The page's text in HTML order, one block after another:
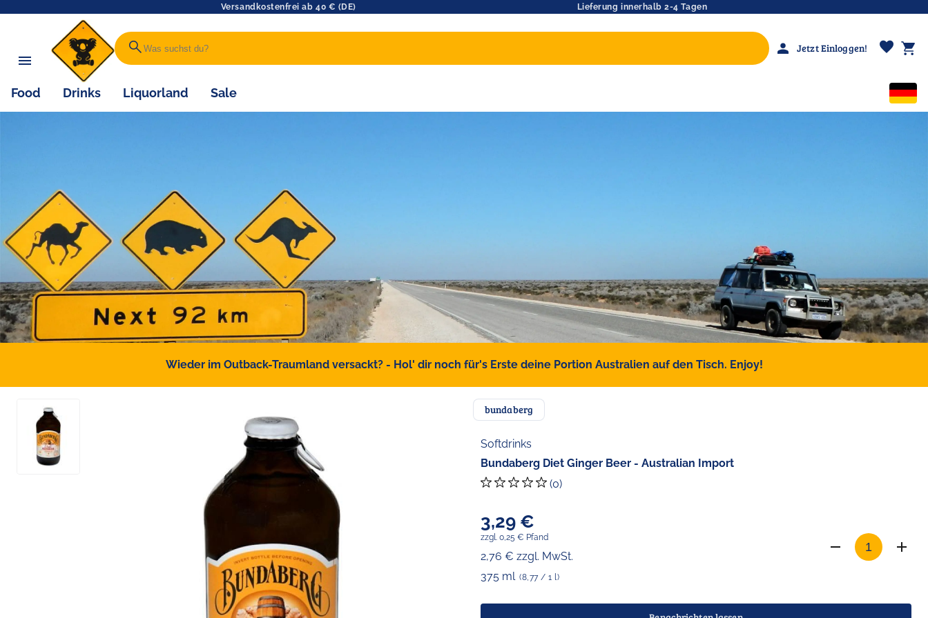
Versandkostenfrei ab 40 € (DE) Lieferung innerhalb 2-4 Tagen
search person Jetzt Einloggen! favorite shopping_cart
Food Drinks Liquorland Sale
Wieder im Outback-Traumland versackt? - Hol' dir noch für's Erste deine Portion Australien auf den Tisch. Enjoy!
bundaberg
Softdrinks
Bundaberg Diet Ginger Beer - Australian Import
(0)
3,29 €
zzgl. 0,25 € Pfand
2,76 € zzgl. MwSt.
375 ml (8,77 / 1 l)